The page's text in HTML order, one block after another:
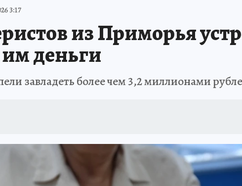
2026
ИСТОРИИ ДАЛЬНЕГО ВОСТОКА АФИША МОЙ ЛЮБИМЫЙ УЧИТЕЛЬ –
3:17
из Приморья
деньги
завладеть более чем 3,2 миллионами